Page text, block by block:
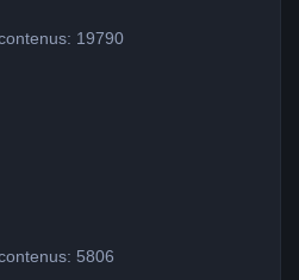
19790
5806